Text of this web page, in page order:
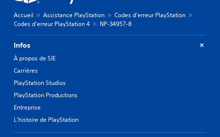
Accueil Assistance PlayStation
Codes d'erreur PlayStation
Codes d'erreur PlayStation 4
NP-34957-8
Infos
À propos de SIE
Carrières
PlayStation Studios
PlayStation Productions
Entreprise
L'histoire de PlayStation